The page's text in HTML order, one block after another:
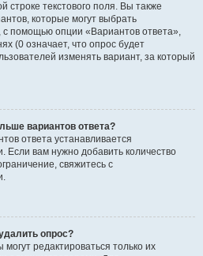
строке текстового поля. Вы также
которые могут выбрать
с помощью опции «Вариантов ответа»,
(0 означает, что опрос будет
изменять вариант, за который
вариантов ответа?
ответа устанавливается
вам нужно добавить количество
свяжитесь с
опрос?
редактироваться только их